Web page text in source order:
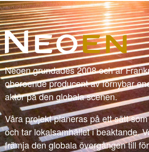
Neoen grundades 2008 och är
oberoende producent av förnybar
aktör på den globala scenen.
Våra projekt planeras på ett sätt
och tar lokalsamhället i beaktande.
främja den globala övergången till